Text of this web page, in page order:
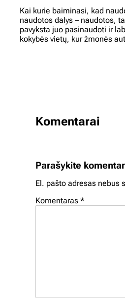
Kai kurie baiminasi, kad
naudotos dalys – naudotos,
pavyksta juo pasinaudoti ir
kokybės vietų, kur žmonės
Komentarai
Parašykite
El. pašto adresas nebus
Komentaras*